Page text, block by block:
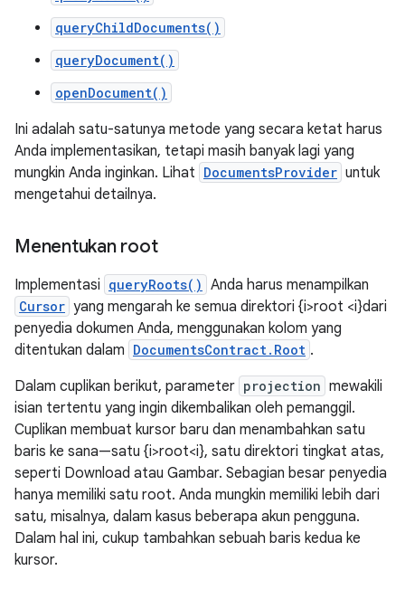
queryChildDocuments()
queryDocument()
openDocument()
Ini adalah satu-satunya metode yang secara ketat harus
Anda implementasikan, tetapi masih banyak lagi yang
mungkin Anda inginkan. Lihat DocumentsProvider untuk
mengetahui detailnya.
Menentukan root
Implementasi queryRoots() Anda harus menampilkan
Cursor yang mengarah ke semua direktori {i>root <i}dari
penyedia dokumen Anda, menggunakan kolom yang
ditentukan dalam DocumentsContract.Root .
Dalam cuplikan berikut, parameter projection mewakili
isian tertentu yang ingin dikembalikan oleh pemanggil.
Cuplikan membuat kursor baru dan menambahkan satu
baris ke sana—satu {i>root<i}, satu direktori tingkat atas,
seperti Download atau Gambar. Sebagian besar penyedia
hanya memiliki satu root. Anda mungkin memiliki lebih dari
satu, misalnya, dalam kasus beberapa akun pengguna.
Dalam hal ini, cukup tambahkan sebuah baris kedua ke
kursor.